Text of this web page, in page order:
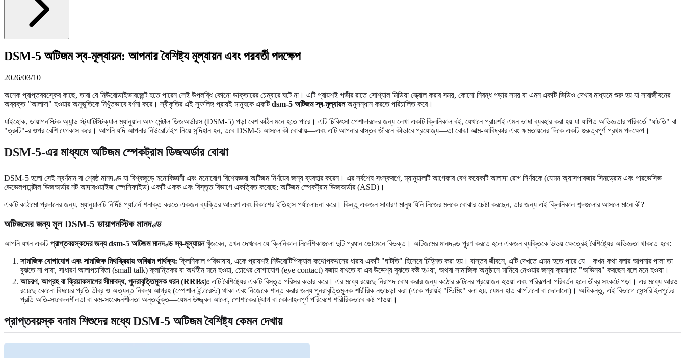
DSM-5 অটিজম স্ব-মূল্যায়ন: আপনার বৈশিষ্ট্য মূল্যায়ন এবং পরবর্তী পদক্ষেপ
2026/03/10
অনেক প্রাপ্তবয়স্কের কাছে, তারা যে নিউরোডাইভারজেন্ট হতে পারেন সেই উপলব্ধি কোনো ডাক্তারের চেম্বারে ঘটে না। এটি প্রায়শই গভীর রাতে সোশ্যাল মিডিয়া স্ক্রোল করার সময়, কোনো নিবন্ধ পড়ার সময় বা এমন একটি ভিডিও দেখার মাধ্যমে শুরু হয় যা সারাজীবনের
অব্যক্ত "আলাদা" হওয়ার অনুভূতিকে নিখুঁতভাবে বর্ণনা করে। স্বীকৃতির এই স্ফুলিঙ্গ প্রায়ই মানুষকে একটিdsm-5 অটিজম স্ব-মূল্যায়নঅনুসন্ধান করতে পরিচালিত করে।
যাইহোক, ডায়াগনস্টিক অ্যান্ড স্ট্যাটিস্টিক্যাল ম্যানুয়াল অফ মেন্টাল ডিজঅর্ডারস (DSM-5) পড়া বেশ কঠিন মনে হতে পারে। এটি চিকিৎসা পেশাদারদের জন্য লেখা একটি ক্লিনিকাল বই, যেখানে প্রায়শই এমন ভাষা ব্যবহার করা হয় যা যাপিত অভিজ্ঞতার পরিবর্তে "ঘাটতি" বা
"ত্রুটি"-র ওপর বেশি ফোকাস করে। আপনি যদি আপনার নিউরোটাইপ নিয়ে সন্দিহান হন, তবে DSM-5 আসলে কী বোঝায়—এবং এটি আপনার বাস্তব জীবনে কীভাবে প্রযোজ্য—তা বোঝা আত্ম-আবিষ্কার এবং ক্ষমতায়নের দিকে একটি গুরুত্বপূর্ণ প্রথম পদক্ষেপ।
DSM-5-এর মাধ্যমে অটিজম স্পেকট্রাম ডিজঅর্ডার বোঝা
DSM-5 হলো সেই স্বর্ণমান বা শ্রেষ্ঠ মানদণ্ড যা বিশ্বজুড়ে মনোবিজ্ঞানী এবং মনোরোগ বিশেষজ্ঞরা অটিজম নির্ণয়ের জন্য ব্যবহার করেন। এর সর্বশেষ সংস্করণে, ম্যানুয়ালটি আগেকার বেশ কয়েকটি আলাদা রোগ নির্ণয়কে (যেমন অ্যাসপারজার সিনড্রোম এবং পারভেসিভ
ডেভেলপমেন্টাল ডিজঅর্ডার নট আদারওয়াইজ স্পেসিফাইড) একটি একক এবং বিস্তৃত বিভাগে একত্রিত করেছে: অটিজম স্পেকট্রাম ডিজঅর্ডার (ASD)।
একটি কাঠামো প্রদানের জন্য, ম্যানুয়ালটি নির্দিষ্ট প্যাটার্ন শনাক্ত করতে একজন ব্যক্তির আচরণ এবং বিকাশের ইতিহাস পর্যালোচনা করে। কিন্তু একজন সাধারণ মানুষ যিনি নিজের মনকে বোঝার চেষ্টা করছেন, তার জন্য এই ক্লিনিকাল শব্দগুলোর আসলে মানে কী?
অটিজমের জন্য মূল DSM-5 ডায়াগনস্টিক মানদণ্ড
আপনি যখন একটিপ্রাপ্তবয়স্কদের জন্য dsm-5 অটিজম মানদণ্ড স্ব-মূল্যায়নখুঁজবেন, তখন দেখবেন যে ক্লিনিকাল নির্দেশিকাগুলো দুটি প্রধান ডোমেনে বিভক্ত। অটিজমের মানদণ্ড পূরণ করতে হলে একজন ব্যক্তিকে উভয় ক্ষেত্রেই বৈশিষ্ট্যের অভিজ্ঞতা থাকতে হবে:
সামাজিক যোগাযোগ এবং সামাজিক মিথস্ক্রিয়ায় অবিরাম পার্থক্য: ক্লিনিকাল পরিভাষায়, একে প্রায়শই নিউরোটিপিক্যাল কথোপকথনের ধারায় একটি "ঘাটতি" হিসেবে চিহ্নিত করা হয়। বাস্তব জীবনে, এটি দেখতে এমন হতে পারে যে—কখন কথা বলার আপনার পালা তা
বুঝতে না পারা, সাধারণ আলাপচারিতা (small talk) ক্লান্তিকর বা অর্থহীন মনে হওয়া, চোখের যোগাযোগ (eye contact) বজায় রাখতে বা এর উদ্দেশ্য বুঝতে কষ্ট হওয়া, অথবা সামাজিক অনুষ্ঠানে মানিয়ে নেওয়ার জন্য ক্রমাগত "অভিনয়" করছেন বলে মনে হওয়া।
আচরণ, আগ্রহ বা ক্রিয়াকলাপের সীমাবদ্ধ, পুনরাবৃত্তিমূলক ধরন (RRBs): এটি বৈশিষ্ট্যের একটি বিস্তৃত পরিসর কভার করে। এর মধ্যে রয়েছে নিরাপদ বোধ করার জন্য কঠোর রুটিনের প্রয়োজন হওয়া এবং পরিকল্পনা পরিবর্তন হলে তীব্র সংকটে পড়া। এর মধ্যে আরও
রয়েছে কোনো বিষয়ের প্রতি তীব্র ও অত্যন্ত নিবদ্ধ আগ্রহ (স্পেশাল ইন্টারেস্ট) থাকা এবং নিজেকে শান্ত করার জন্য পুনরাবৃত্তিমূলক শারীরিক নড়াচড়া করা (একে প্রায়ই "স্টিমিং" বলা হয়, যেমন হাত ঝাপটানো বা দোলানো)। অধিকন্তু, এই বিভাগে সেন্সরি ইনপুটের
প্রতি অতি-সংবেদনশীলতা বা কম-সংবেদনশীলতা অন্তর্ভুক্ত—যেমন উজ্জ্বল আলো, পোশাকের ট্যাগ বা কোলাহলপূর্ণ পরিবেশে শারীরিকভাবে কষ্ট পাওয়া।
প্রাপ্তবয়স্ক বনাম শিশুদের মধ্যে DSM-5 অটিজম বৈশিষ্ট্য কেমন দেখায়